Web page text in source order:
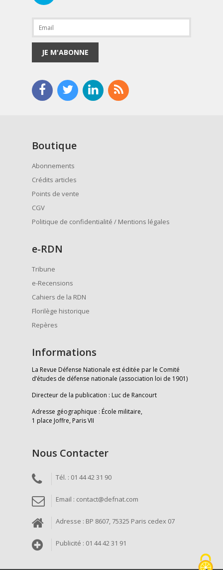
JE M'ABONNE
Boutique
Abonnements
Crédits articles
Points de vente
CGV
Politique de confidentialité / Mentions légales
e-RDN
Tribune
e-Recensions
Cahiers de la RDN
Florilège historique
Repères
Informations
La Revue Défense Nationale est éditée par le Comité
d’études de défense nationale (association loi de 1901)
Directeur de la publication : Luc de Rancourt
Adresse géographique : École militaire,
1 place Joffre, Paris VII
Nous Contacter
Tél. : 01 44 42 31 90
Email : contact@defnat.com
Adresse : BP 8607, 75325 Paris cedex 07
Publicité : 01 44 42 31 91